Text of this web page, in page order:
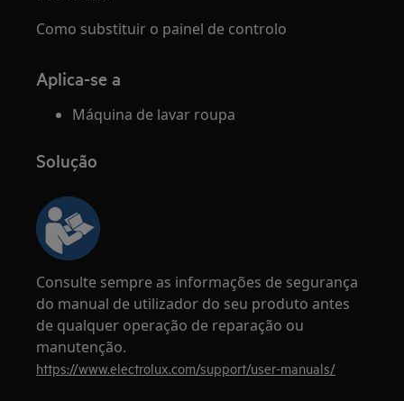
Como substituir o painel de controlo
Aplica-se a
Máquina de lavar roupa
Solução
Consulte sempre as informações de segurança
do manual de utilizador do seu produto antes
de qualquer operação de reparação ou
manutenção.
https://www.electrolux.com/support/user-manuals/